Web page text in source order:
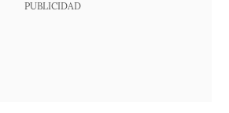
PUBLICIDAD